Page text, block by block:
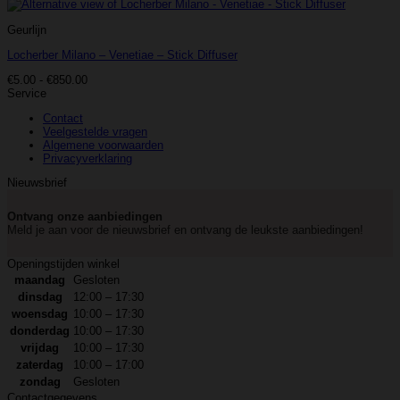
Geurlijn
Locherber Milano – Venetiae – Stick Diffuser
€5.00 - €850.00Prijsklasse:
Service
Contact
Veelgestelde vragen
Algemene voorwaarden
Privacyverklaring
Nieuwsbrief
Ontvang onze aanbiedingen
Meld je aan voor de nieuwsbrief en ontvang de leukste aanbiedingen!
Openingstijden winkel
maandag
Gesloten
dinsdag
12:00 – 17:30
woensdag 10:00 – 17:30
donderdag 10:00 – 17:30
vrijdag
10:00 – 17:30
zaterdag
10:00 – 17:00
zondag
Gesloten